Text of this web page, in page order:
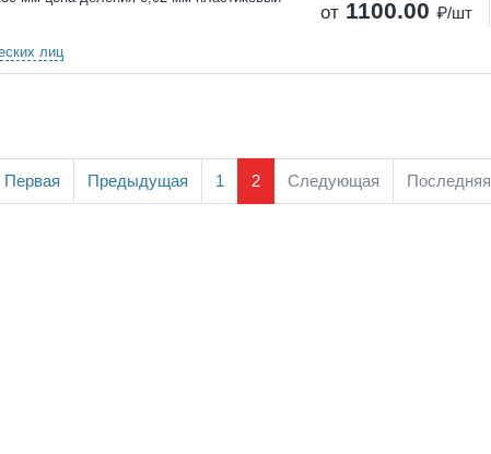
лиц
от 1100.00₽/шт
Первая Предыдущая 1 2 Следующая Последняя